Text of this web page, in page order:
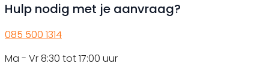
Hulp nodig met je aanvraag?
085 500 1314
Ma - Vr 8:30 tot 17:00 uur